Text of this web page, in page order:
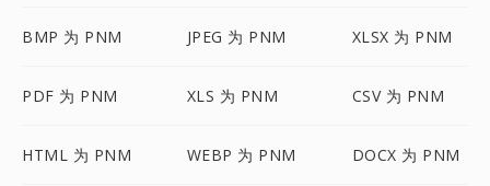
BMP 为 PNM JPEG 为 PNM XLSX 为 PNM
PDF 为 PNM XLS 为 PNM CSV 为 PNM
HTML 为 PNM WEBP 为 PNM DOCX 为 PNM